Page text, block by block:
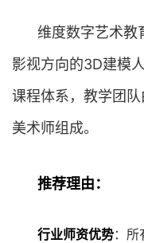
维度数字艺术教
影视方向的3D建模
课程体系，教学团
美术师组成。
推荐理由：
行业师资优势：